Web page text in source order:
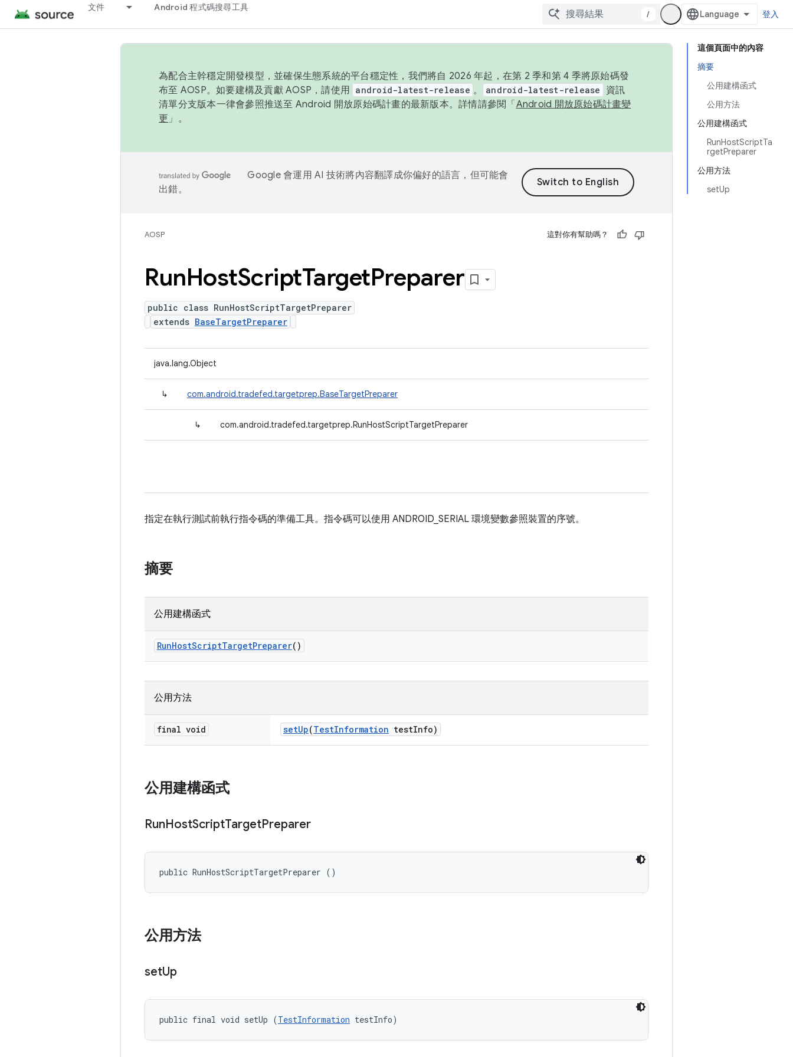
文件 Android 程式碼搜尋工具
/ 登入
這個頁面中的內容
摘要
公用建構函式
公用方法
公用建構函式
RunHostScriptTa
rgetPreparer
公用方法
setUp
為配合主幹穩定開發模型，並確保生態系統的平台穩定性，我們將自 2026 年起，在第 2 季和第 4 季將原始碼發
布至 AOSP。如要建構及貢獻 AOSP，請使用 android-latest-release 。 android-latest-release
資訊
清單分支版本一律會參照推送至 Android 開放原始碼計畫的最新版本。詳情請參閱「 Android 開放原始碼計畫變
更 」。
Google 會運用 AI 技術將內容翻譯成你偏好的語言，但可能會
出錯。
AOSP 這對你有幫助嗎？
RunHostScriptTargetPreparer
public class RunHostScriptTargetPreparer
extends BaseTargetPreparer
java.lang.Object
↳ com.android.tradefed.targetprep.BaseTargetPreparer
↳ com.android.tradefed.targetprep.RunHostScriptTargetPreparer
指定在執行測試前執行指令碼的準備工具。指令碼可以使用 ANDROID_SERIAL 環境變數參照裝置的序號。
摘要
公用建構函式
RunHostScriptTargetPreparer()
公用方法
final void setUp(TestInformation testInfo)
公用建構函式
RunHostScriptTargetPreparer
public RunHostScriptTargetPreparer ()
公用方法
setUp
public final void setUp (TestInformation testInfo)